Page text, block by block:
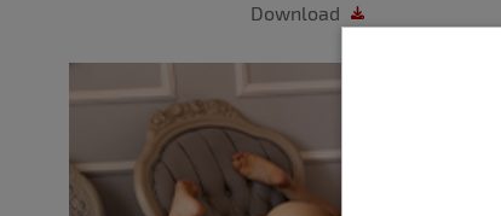
Download